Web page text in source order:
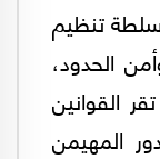
سلطة تنظيم
الحدود،
القوانين
المهيمن